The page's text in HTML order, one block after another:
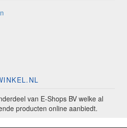
van E-Shops BV welke al
producten online aanbiedt.